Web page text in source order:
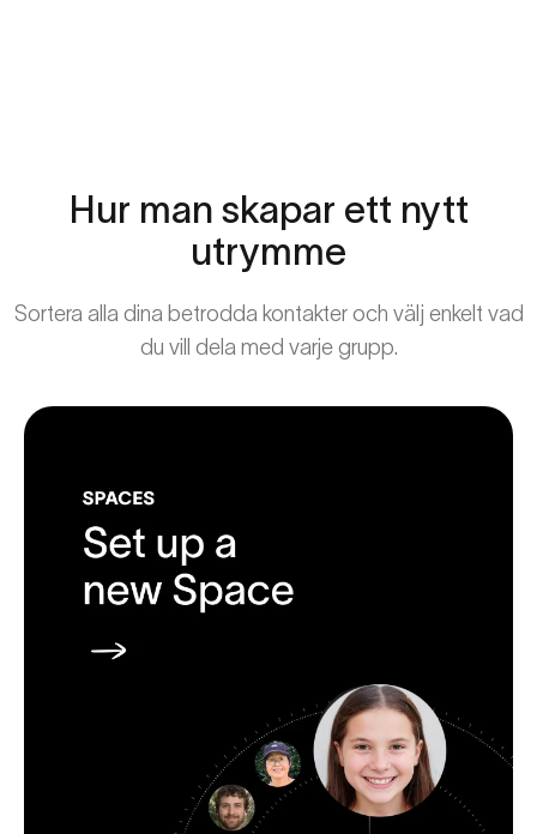
Hur man skapar ett nytt
utrymme
Sortera alla dina betrodda kontakter och välj enkelt vad
du vill dela med varje grupp.